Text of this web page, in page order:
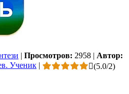
| Просмотров: 2958 | Автор:
Ученик | (5.0/2)